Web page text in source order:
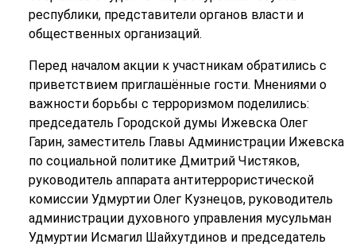
республики, представители органов власти и
общественных организаций.
Перед началом акции к участникам обратились с
приветствием приглашённые гости. Мнениями о
важности борьбы с терроризмом поделились:
председатель Городской думы Ижевска Олег
Гарин, заместитель Главы Администрации Ижевска
по социальной политике Дмитрий Чистяков,
руководитель аппарата антитеррористической
комиссии Удмуртии Олег Кузнецов, руководитель
администрации духовного управления мусульман
Удмуртии Исмагил Шайхутдинов и председатель